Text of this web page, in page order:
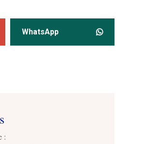
WhatsApp
: